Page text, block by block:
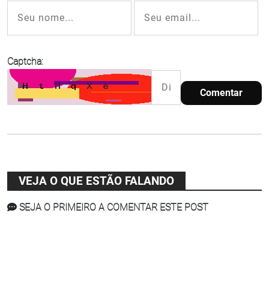
Captcha:
Comentar
VEJA O QUE ESTÃO FALANDO
SEJA O PRIMEIRO A COMENTAR ESTE POST